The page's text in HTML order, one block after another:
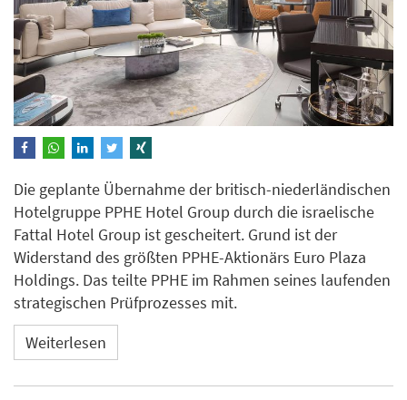
Die geplante Übernahme der britisch-niederländischen
Hotelgruppe PPHE Hotel Group durch die israelische
Fattal Hotel Group ist gescheitert. Grund ist der
Widerstand des größten PPHE-Aktionärs Euro Plaza
Holdings. Das teilte PPHE im Rahmen seines laufenden
strategischen Prüfprozesses mit.
Weiterlesen